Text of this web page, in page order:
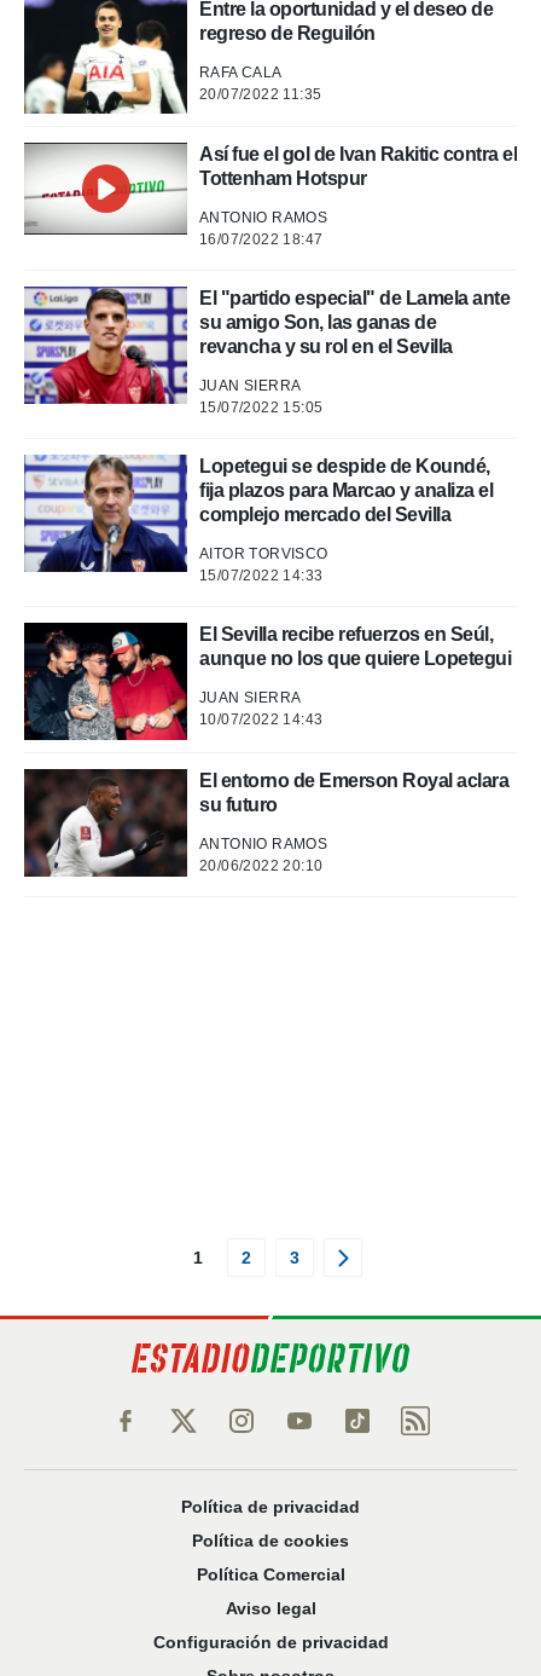
Entre la oportunidad y el deseo de
regreso de Reguilón
RAFA CALA
20/07/2022 11:35
Así fue el gol de Ivan Rakitic contra el
Tottenham Hotspur
ANTONIO RAMOS
16/07/2022 18:47
El "partido especial" de Lamela ante
su amigo Son, las ganas de
revancha y su rol en el Sevilla
JUAN SIERRA
15/07/2022 15:05
Lopetegui se despide de Koundé,
fija plazos para Marcao y analiza el
complejo mercado del Sevilla
AITOR TORVISCO
15/07/2022 14:33
El Sevilla recibe refuerzos en Seúl,
aunque no los que quiere Lopetegui
JUAN SIERRA
10/07/2022 14:43
El entorno de Emerson Royal aclara
su futuro
ANTONIO RAMOS
20/06/2022 20:10
1 2 3
Política de privacidad
Política de cookies
Política Comercial
Aviso legal
Configuración de privacidad